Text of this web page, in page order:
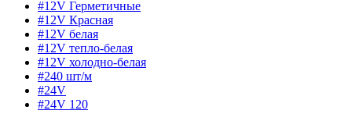
#12V Герметичные
#12V Красная
#12V белая
#12V тепло-белая
#12V холодно-белая
#240 шт/м
#24V
#24V 120